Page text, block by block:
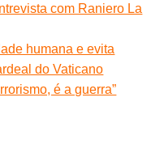
com Raniero La
humana e evita
do Vaticano
é a guerra”